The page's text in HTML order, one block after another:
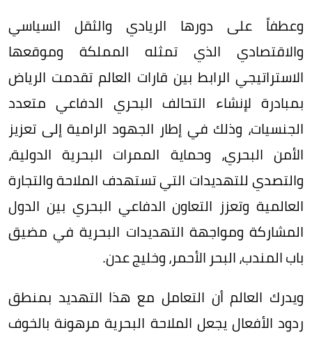
وعطفاً على دورها الريادي والثقل السياسي
والاقتصادي الذي تمثله المملكة وموقعها
الاستراتيجي الرابط بين قارات العالم تقدمت الرياض
بمبادرة لإنشاء التحالف البحري الدفاعي متعدد
الجنسيات، وذلك في إطار الجهود الرامية إلى تعزيز
الأمن البحري، وحماية الممرات البحرية الدولية،
والتصدي للتهديدات التي تستهدف الملاحة والتجارة
العالمية وتعزز التعاون الدفاعي البحري بين الدول
المشاركة ومواجهة التهديدات البحرية في مضيق
باب المندب، البحر الأحمر، وخليج عدن.
ويدرك العالم أن التعامل مع هذا التهديد بمنطق
ردود الأفعال يجعل الملاحة البحرية مرهونة بالخوف